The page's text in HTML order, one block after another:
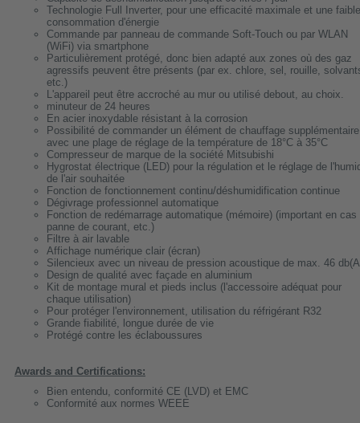
Technologie Full Inverter, pour une efficacité maximale et une faible
consommation d'énergie
Commande par panneau de commande Soft-Touch ou par WLAN
(WiFi) via smartphone
Particulièrement protégé, donc bien adapté aux zones où des gaz
agressifs peuvent être présents (par ex. chlore, sel, rouille,
etc.)
L'appareil peut être accroché au mur ou utilisé debout, au choix.
minuteur de 24 heures
En acier inoxydable résistant à la corrosion
Possibilité de commander un élément de chauffage supplémentaire
avec une plage de réglage de la température de 18°C à 35°C
Compresseur de marque de la société Mitsubishi
Hygrostat électrique (LED) pour la régulation et le réglage de
de l'air souhaitée
Fonction de fonctionnement continu/déshumidification continue
Dégivrage professionnel automatique
Fonction de redémarrage automatique (mémoire) (important en cas
panne de courant, etc.)
Filtre à air lavable
Affichage numérique clair (écran)
Silencieux avec un niveau de pression acoustique de max. 46
Design de qualité avec façade en aluminium
Kit de montage mural et pieds inclus (l'accessoire adéquat pour
chaque utilisation)
Pour protéger l'environnement, utilisation du réfrigérant R32
Grande fiabilité, longue durée de vie
Protégé contre les éclaboussures
Awards and Certifications:
Bien entendu, conformité CE (LVD) et EMC
Conformité aux normes WEEE